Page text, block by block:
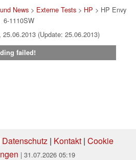
News> Externe Tests> HP > HP Envy
6-1110SW
(Update: 25.06.2013)
failed!
Datenschutz | Kontakt| Cookie
| 31.07.2026 05:19